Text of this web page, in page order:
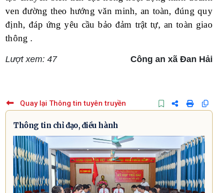
ven đường theo hướng văn minh, an toàn, đúng quy
định, đáp ứng yêu cầu bảo đảm trật tự, an toàn giao
thông .
Lượt xem: 47 Công an xã Đan Hải
Quay lại Thông tin tuyên truyền
Thông tin chỉ đạo, điều hành